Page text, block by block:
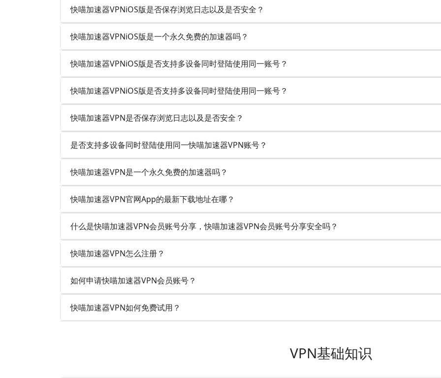
快喵加速器VPNiOS版是否保存浏览日志以及是否安全？
快喵加速器VPNiOS版是一个永久免费的加速器吗？
快喵加速器VPNiOS版是否支持多设备同时登陆使用同一账号？
快喵加速器VPNiOS版是否支持多设备同时登陆使用同一账号？
快喵加速器VPN是否保存浏览日志以及是否安全？
是否支持多设备同时登陆使用同一快喵加速器VPN账号？
快喵加速器VPN是一个永久免费的加速器吗？
快喵加速器VPN官网App的最新下载地址在哪？
什么是快喵加速器VPN会员账号分享，快喵加速器VPN会员账号分享安全吗？
快喵加速器VPN怎么注册？
如何申请快喵加速器VPN会员账号？
快喵加速器VPN如何免费试用？
VPN基础知识